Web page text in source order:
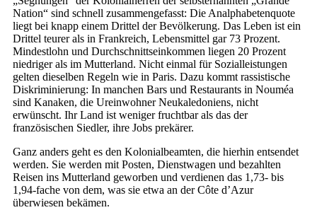
Nation“ sind schnell zusammengefasst: Die Analphabetenquote
liegt bei knapp einem Drittel der Bevölkerung. Das Leben ist ein
Drittel teurer als in Frankreich, Lebensmittel gar 73 Prozent.
Mindestlohn und Durchschnittseinkommen liegen 20 Prozent
niedriger als im Mutterland. Nicht einmal für Sozialleistungen
gelten dieselben Regeln wie in Paris. Dazu kommt rassistische
Diskriminierung: In manchen Bars und Restaurants in Nouméa
sind Kanaken, die Ureinwohner Neukaledoniens, nicht
erwünscht. Ihr Land ist weniger fruchtbar als das der
französischen Siedler, ihre Jobs prekärer.
Ganz anders geht es den Kolonialbeamten, die hierhin entsendet
werden. Sie werden mit Posten, Dienstwagen und bezahlten
Reisen ins Mutterland geworben und verdienen das 1,73- bis
1,94-fache von dem, was sie etwa an der Côte d’Azur
überwiesen bekämen.